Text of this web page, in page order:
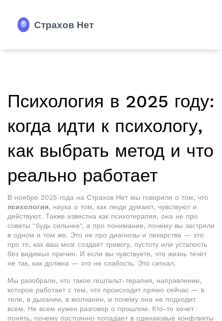
Психология в 2025 году:
когда идти к психологу,
как выбрать метод и что
реально работает
В ноябре 2025 года на Страхов Нет мы говорили о том, что
психология, наука о том, как люди думают, чувствуют и
действуют. Также известна как психотерапия, она не про
советы "будь сильнее", а про понимание, почему вы застряли
в одном и том же. Это не про диагнозы и лекарства — это
про то, как ваш мозг создаёт тревогу, пустоту или усталость
без видимых причин. И если вы чувствуете, что жизнь течёт
не так, как должна — это не слабость. Это сигнал.
Мы разобрали, что такое гештальт-терапия, направление,
которое работает с тем, что происходит прямо сейчас — в
теле, в дыхании, в молчании, и почему она не подходит
всем. Не всем нужен разговор о прошлом. Кто-то хочет
понять, почему постоянно попадает в одинаковые конфликты